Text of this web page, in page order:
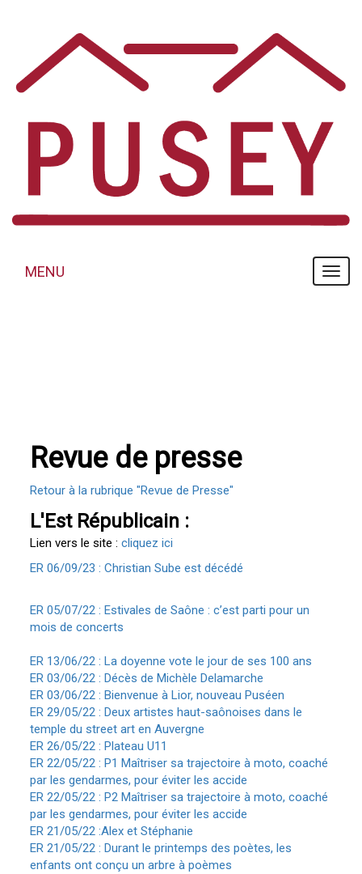
MENU
MENU
Revue de presse
Retour à la rubrique "Revue de Presse"
L'Est Républicain :
Lien vers le site :cliquez ici
ER 06/09/23 : Christian Sube est décédé
ER 05/07/22 : Estivales de Saône : c’est parti pour un
mois de concerts
ER 13/06/22 : La doyenne vote le jour de ses 100 ans
ER 03/06/22 : Décès de Michèle Delamarche
ER 03/06/22 : Bienvenue à Lior, nouveau Puséen
ER 29/05/22 : Deux artistes haut-saônoises dans le
temple du street art en Auvergne
ER 26/05/22 : Plateau U11
ER 22/05/22 : P1 Maîtriser sa trajectoire à moto, coaché
par les gendarmes, pour éviter les accide
ER 22/05/22 : P2 Maîtriser sa trajectoire à moto, coaché
par les gendarmes, pour éviter les accide
ER 21/05/22 :Alex et Stéphanie
ER 21/05/22 : Durant le printemps des poètes, les
enfants ont conçu un arbre à poèmes